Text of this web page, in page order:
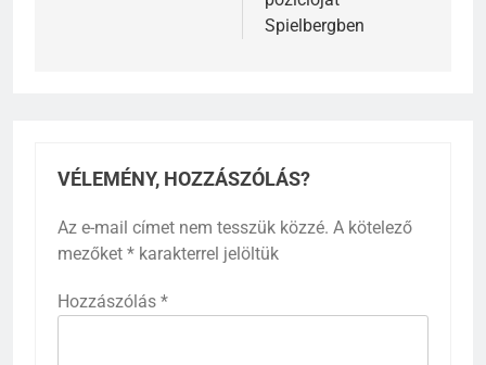
Spielbergben
VÉLEMÉNY, HOZZÁSZÓLÁS?
Az e-mail címet nem tesszük közzé. A kötelező
mezőket * karakterrel jelöltük
Hozzászólás *